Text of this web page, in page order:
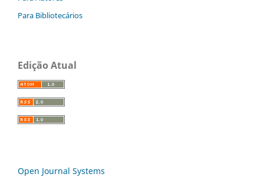
Para Bibliotecários
Edição Atual
Open Journal Systems